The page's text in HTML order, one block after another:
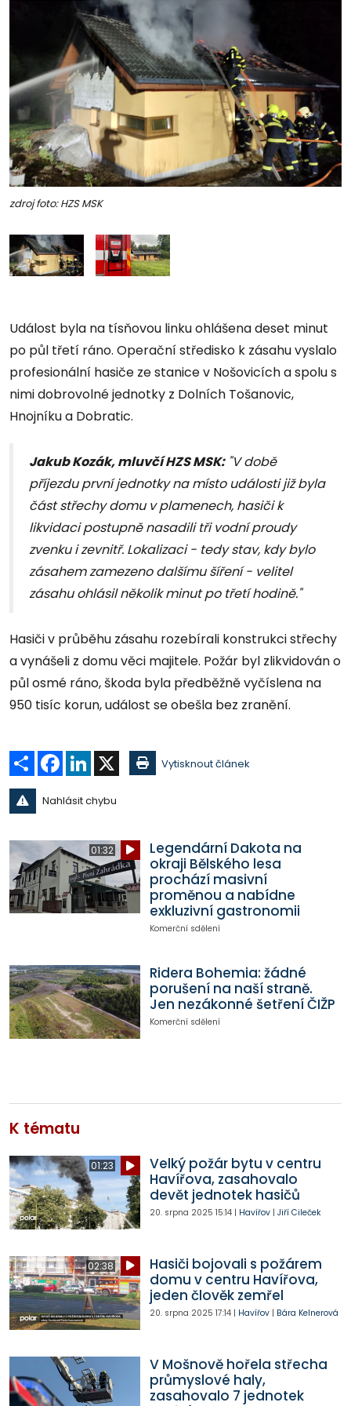
zdroj foto: HZS MSK
Událost byla na tísňovou linku ohlášena deset minut
po půl třetí ráno. Operační středisko k zásahu vyslalo
profesionální hasiče ze stanice v Nošovicích a spolu s
nimi dobrovolné jednotky z Dolních Tošanovic,
Hnojníku a Dobratic.
Jakub Kozák, mluvčí HZS MSK:"V době
příjezdu první jednotky na místo události již byla
část střechy domu v plamenech, hasiči k
likvidaci postupně nasadili tři vodní proudy
zvenku i zevnitř. Lokalizaci - tedy stav, kdy bylo
zásahem zamezeno dalšímu šíření - velitel
zásahu ohlásil několik minut po třetí hodině."
Hasiči v průběhu zásahu rozebírali konstrukci střechy
a vynášeli z domu věci majitele. Požár byl zlikvidován o
půl osmé ráno, škoda byla předběžně vyčíslena na
950 tisíc korun, událost se obešla bez zranění.
Sdílet Facebook
LinkedIn Vytisknout článek
Nahlásit chybu
01:32
Legendární Dakota na
okraji Bělského lesa
prochází masivní
proměnou a nabídne
exkluzivní gastronomii
Komerční sdělení
Ridera Bohemia: žádné
porušení na naší straně.
Jen nezákonné šetření ČIŽP
Komerční sdělení
K tématu
01:23
Velký požár bytu v centru
Havířova, zasahovalo
devět jednotek hasičů
20. srpna 2025 15:14| Havířov| Jiří Cileček
02:38
Hasiči bojovali s požárem
domu v centru Havířova,
jeden člověk zemřel
20. srpna 2025 17:14| Havířov| Bára Kelnerová
V Mošnově hořela střecha
průmyslové haly,
zasahovalo 7 jednotek